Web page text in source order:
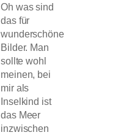
Oh was sind
das für
wunderschöne
Bilder. Man
sollte wohl
meinen, bei
mir als
Inselkind ist
das Meer
inzwischen